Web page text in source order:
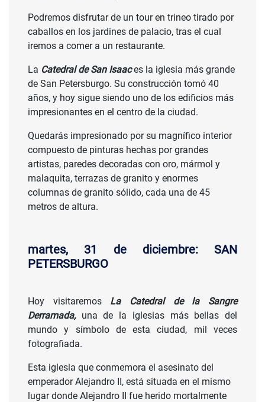
Podremos disfrutar de un tour en trineo tirado por
caballos en los jardines de palacio, tras el cual
iremos a comer a un restaurante.
La Catedral de San Isaaces la iglesia más grande
de San Petersburgo. Su construcción tomó 40
años, y hoy sigue siendo uno de los edificios más
impresionantes en el centro de la ciudad.
Quedarás impresionado por su magnífico interior
compuesto de pinturas hechas por grandes
artistas, paredes decoradas con oro, mármol y
malaquita, terrazas de granito y enormes
columnas de granito sólido, cada una de 45
metros de altura.
martes, 31 de diciembre: SAN
PETERSBURGO
Hoy visitaremos La Catedral de la Sangre
Derramada, una de la iglesias más bellas del
mundo y símbolo de esta ciudad, mil veces
fotografiada.
Esta iglesia que conmemora el asesinato del
emperador Alejandro II, está situada en el mismo
lugar donde Alejandro II fue herido mortalmente